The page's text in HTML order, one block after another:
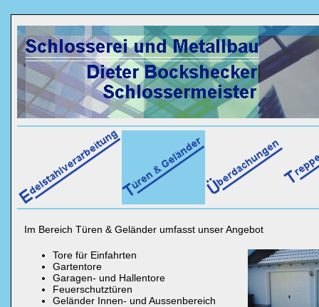
Im Bereich Türen & Geländer umfasst unser Angebot
Tore für Einfahrten
Gartentore
Garagen- und Hallentore
Feuerschutztüren
Geländer Innen- und Aussenbereich